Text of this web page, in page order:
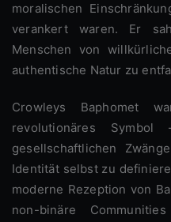
moralischen
verankert waren. Er
Menschen von
authentische Natur zu
Crowleys Baphomet war daher ein rebellisches,
revolutionäres
gesellschaftlichen
Identität selbst zu
moderne Rezeption von
non-binäre